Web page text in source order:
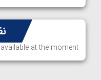
at the moment.